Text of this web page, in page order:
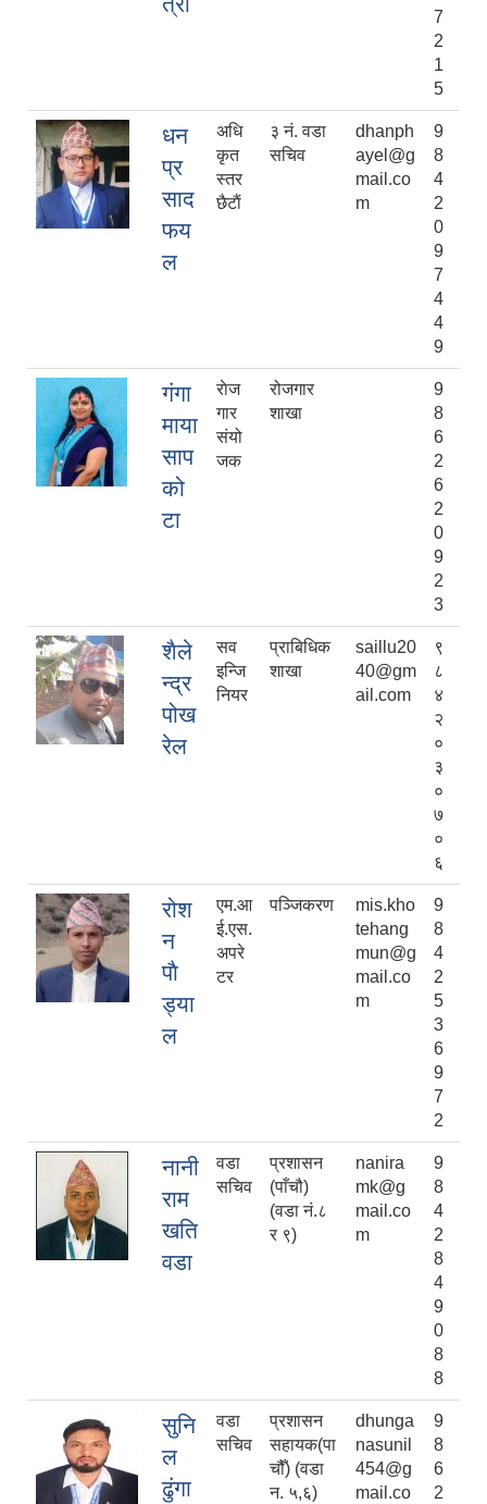
7
2
1
5
धन
प्र
साद
फय
ल
अधि
कृत
स्तर
छैटाैं
३ नं. वडा
सचिव
dhanph
ayel@g
mail.co
m
9
8
4
2
0
9
7
4
4
9
गंगा
माया
साप
को
टा
राेज
गार
संयो
जक
रोजगार
शाखा
9
8
6
2
6
2
0
9
2
3
शैले
न्द्र
पोख
रेल
सव
इन्जि
नियर
प्राबिधिक
शाखा
saillu20
40@gm
ail.com
९
८
४
२
०
३
०
७
०
६
रोश
न
पाै
ड्या
ल
एम.आ
ई.एस.
अपरे
टर
पञ्जिकरण
mis.kho
tehang
mun@g
mail.co
m
9
8
4
2
5
3
6
9
7
2
नानी
राम
खति
वडा
वडा
सचिव
प्रशासन
(पाँचौ)
(वडा नं.८
र ९)
nanira
mk@g
mail.co
m
9
8
4
2
8
4
9
0
8
8
सुनि
ल
ढुंगा
वडा
सचिव
प्रशासन
सहायक(पा
चौँ) (वडा
न‌‌‌. ५,६)
dhunga
nasunil
454@g
mail.co
9
8
6
2